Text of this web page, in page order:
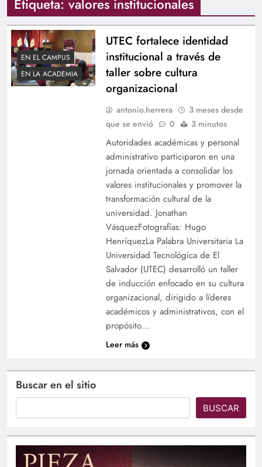
Etiqueta: valores institucionales
EN EL CAMPUS
EN LA ACADEMIA
UTEC fortalece identidad
institucional a través de
taller sobre cultura
organizacional
antonio.herrera
3 meses desde
que se envió
0 3 minutos
Autoridades académicas y personal
administrativo participaron en una
jornada orientada a consolidar los
valores institucionales y promover la
transformación cultural de la
universidad. Jonathan
VásquezFotografías: Hugo
HenríquezLa Palabra Universitaria La
Universidad Tecnológica de El
Salvador (UTEC) desarrolló un taller
de inducción enfocado en su cultura
organizacional, dirigido a líderes
académicos y administrativos, con el
propósito…
Leer más
Buscar en el sitio
BUSCAR